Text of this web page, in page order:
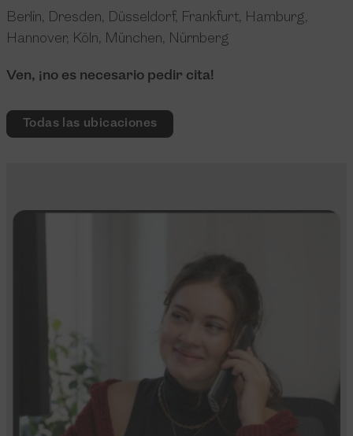
Berlin, Dresden, Düsseldorf, Frankfurt, Hamburg,
Hannover, Köln, München, Nürnberg
Ven, ¡no es necesario pedir cita!
Todas las ubicaciones